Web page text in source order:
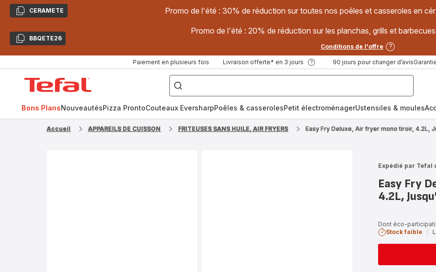
CopierCERAMETE Promo de l'été : 30% de réduction sur toutes nos poêles et casseroles en
CopierBBQETE26
Promo de l'été : 20% de réduction sur les planchas, grills et
Conditions de l'offre
Paiement en plusieurs fois Livraison offerte* en 3 jours 90 jours pour changer d’avis
["Poêles
inox,
Cake
Factory,
Bons PlansNouveautésPizza ProntoCouteaux EversharpPoêles & casserolesPetit électroménagerUstensiles & moules
Accueil APPAREILS DE CUISSON FRITEUSES SANS HUILE, AIR FRYERS Easy Fry Deluxe, Air fryer mono tiroir, 4.2L,
Expédié par Tefal
Easy Fry
4.2L,
Dont éco-
Stock faible